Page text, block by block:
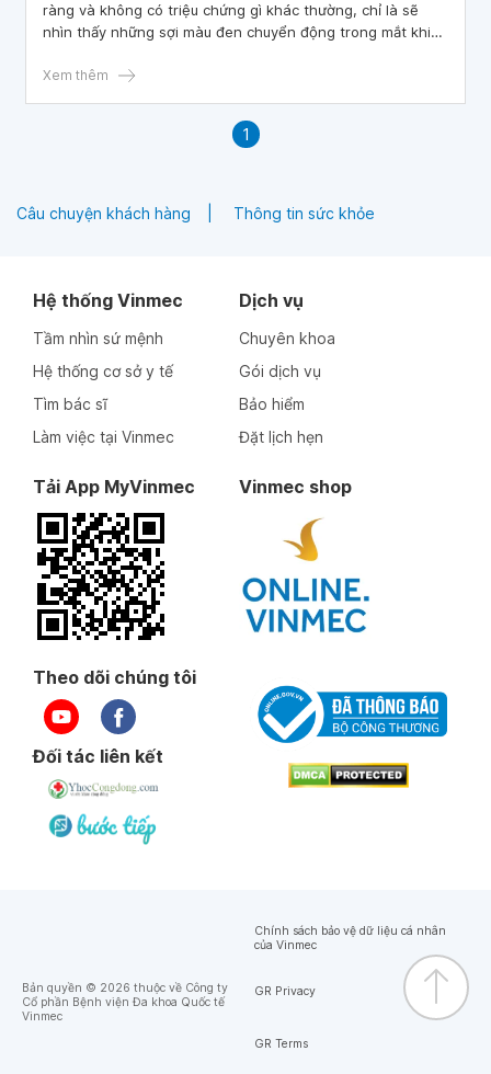
ràng và không có triệu chứng gì khác thường, chỉ là sẽ
nhìn thấy những sợi màu đen chuyển động trong mắt khi
những sợi đen trong mắt là bị sao?
Xem thêm
1
Câu chuyện khách hàng Thông tin sức khỏe
Hệ thống Vinmec
Tầm nhìn sứ mệnh
Hệ thống cơ sở y tế
Tìm bác sĩ
Làm việc tại Vinmec
Dịch vụ
Chuyên khoa
Gói dịch vụ
Bảo hiểm
Đặt lịch hẹn
Tải App MyVinmec Vinmec shop
Theo dõi chúng tôi
Đối tác liên kết
Bản quyền © 2026 thuộc về Công ty
Cổ phần Bệnh viện Đa khoa Quốc tế
Vinmec
Chính sách bảo vệ dữ liệu cá nhân
của Vinmec
GR Privacy
GR Terms